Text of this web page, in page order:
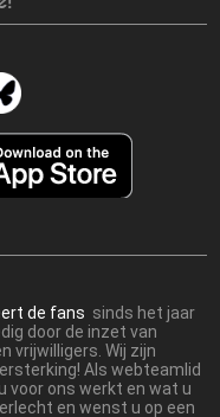
de fans sinds het jaar
door de inzet van
vrijwilligers. Wij zijn
Als webteamlid
voor ons werkt en wat u
en wenst u op een